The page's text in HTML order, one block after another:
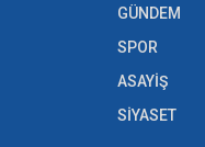
GÜNDEM
SPOR
ASAYİŞ
SİYASET